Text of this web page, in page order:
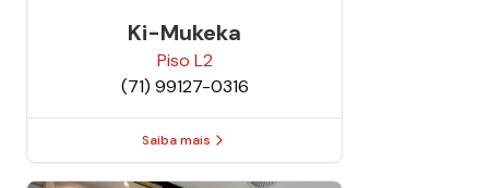
Ki-Mukeka
Piso L2
(71) 99127-0316
Saiba mais